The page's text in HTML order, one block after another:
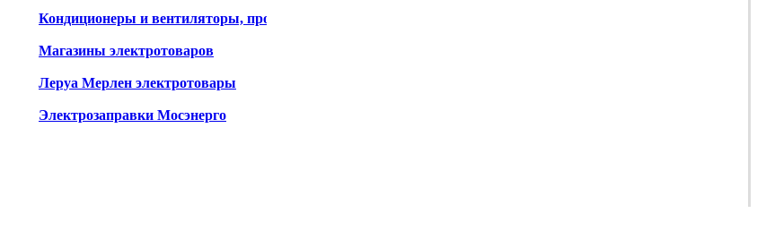
Кондиционеры и вентиляторы, продажа
Магазины электротоваров
Леруа Мерлен электротовары
Электрозаправки Мосэнерго